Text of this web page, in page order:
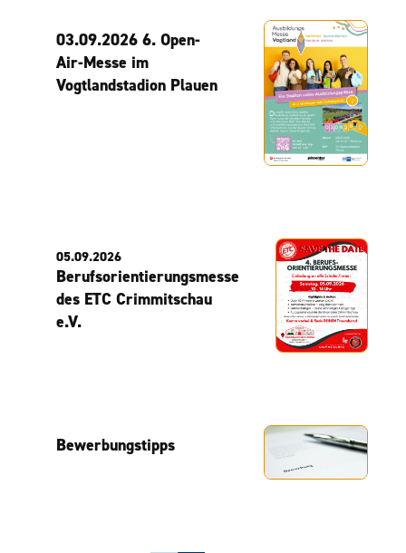
03.09.2026 6. Open-
Air-Messe im
Vogtlandstadion Plauen
05.09.2026
Berufsorientierungsmesse
des ETC Crimmitschau
e.V.
Bewerbungstipps